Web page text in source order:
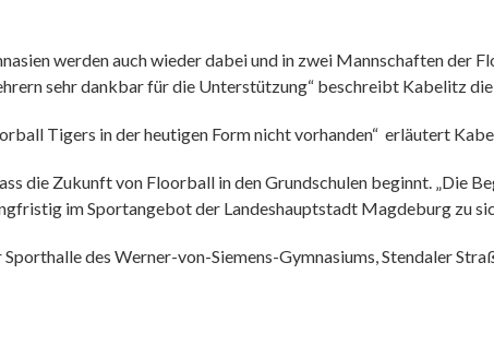
werden auch wieder dabei und in zwei Mannschaften der
sehr dankbar für die Unterstützung“ beschreibt Kabelitz
Tigers in der heutigen Form nicht vorhanden“ erläutert
die Zukunft von Floorball in den Grundschulen beginnt. „Die
im Sportangebot der Landeshauptstadt Magdeburg zu
des Werner-von-Siemens-Gymnasiums, Stendaler